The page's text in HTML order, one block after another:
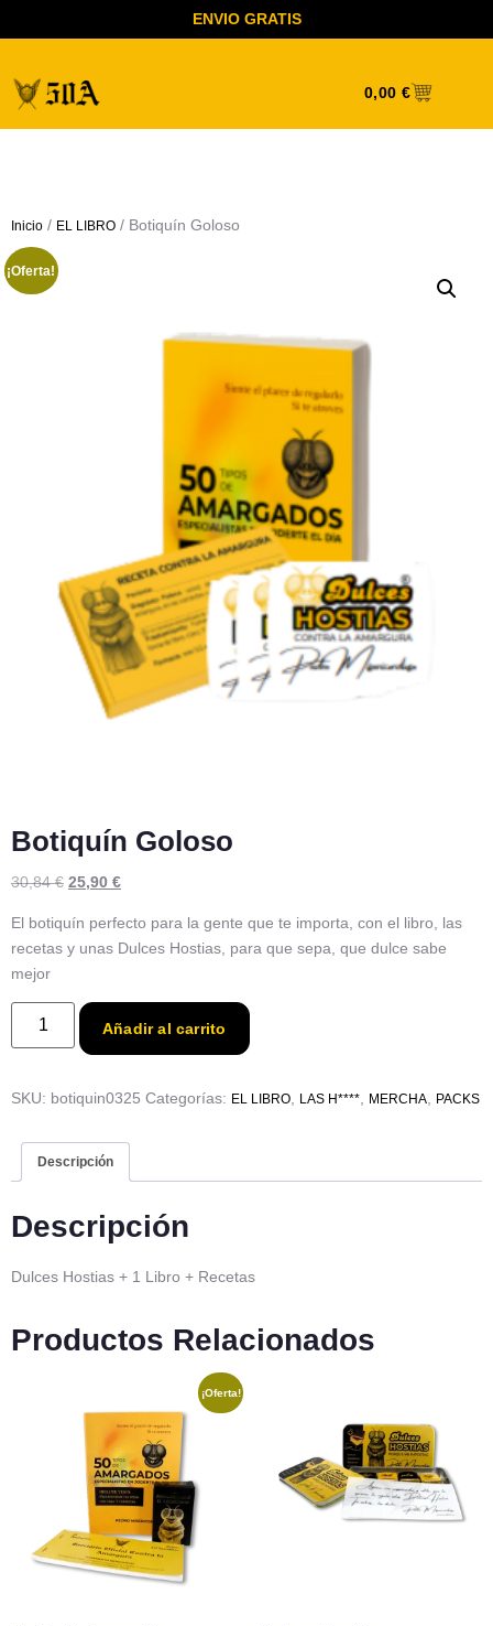
ENVIO GRATIS
0,00 €
Inicio / EL LIBRO / Botiquín Goloso
¡Oferta!
Botiquín Goloso
30,84€ 25,90 €
El botiquín perfecto para la gente que te importa, con el libro, las
recetas y unas Dulces Hostias, para que sepa, que dulce sabe
mejor
Añadir al carrito
SKU: botiquin0325 Categorías: EL LIBRO, LAS H****, MERCHA, PACKS
Descripción
Descripción
Dulces Hostias + 1 Libro + Recetas
Productos Relacionados
¡Oferta!